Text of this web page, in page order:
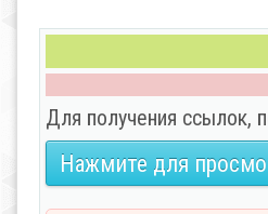
Для получения ссылок,
Нажмите для